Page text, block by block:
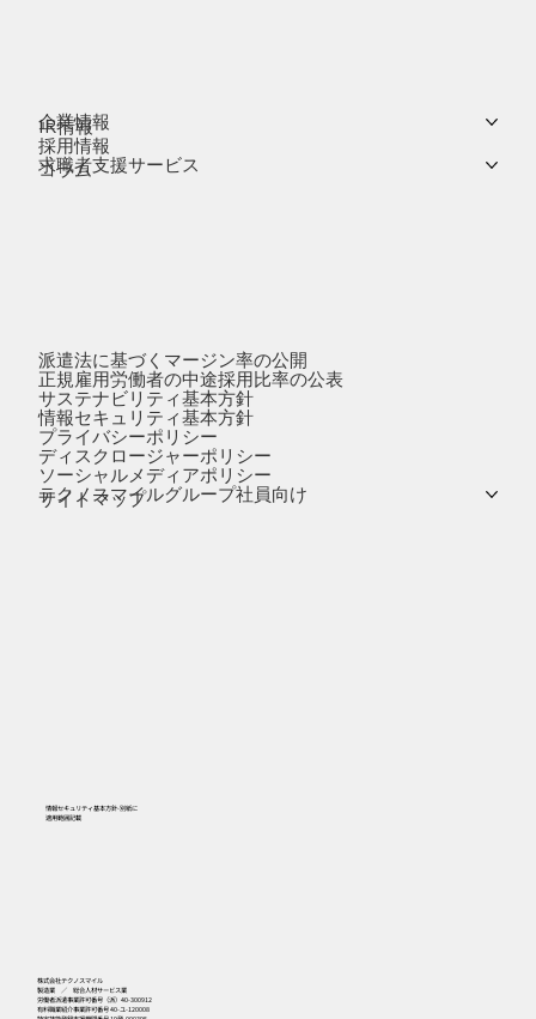
企業情報
IR情報
採用情報
求職者支援サービス
コラム
派遣法に基づくマージン率の公開
正規雇用労働者の中途採用比率の公表
サステナビリティ基本方針
情報セキュリティ基本方針
プライバシーポリシー
ディスクロージャーポリシー
ソーシャルメディアポリシー
テクノスマイルグループ社員向け
サイトマップ
情報セキュリティ基本方針-別紙に
​適用範囲記載
株式会社テクノスマイル
製造業 ／ 総合人材サービス業
労働者派遣事業許可番号（派）40-300912
有料職業紹介事業許可番号 40-ユ-120008